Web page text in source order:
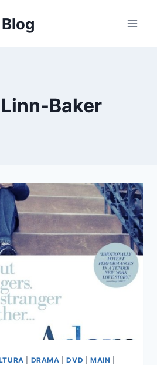
Baker
DRAMA |DVD MAIN